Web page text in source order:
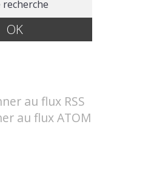
au flux RSS
au flux ATOM